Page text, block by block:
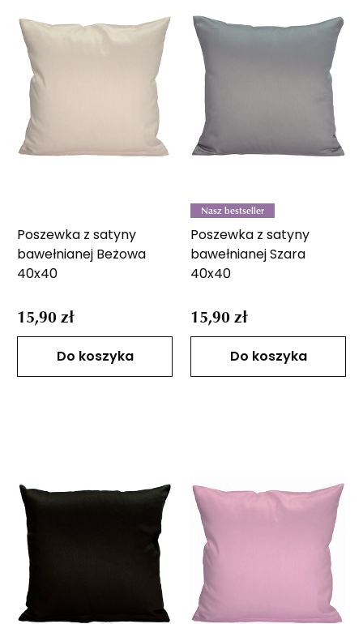
Poszewka z satyny
bawełnianej Beżowa
40x40
15,90 zł
Do koszyka
Nasz bestseller
Poszewka z satyny
bawełnianej Szara
40x40
15,90 zł
Do koszyka